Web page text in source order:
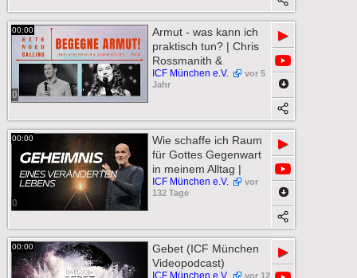
00:00
0
Armut - was kann ich
praktisch tun? | Chris
Rossmanith &
ICF München e.V.
vor 5
Jahr
▶
00:00
0
Wie schaffe ich Raum
für Gottes Gegenwart
in meinem Alltag |
ICF München e.V.
vor
132 Tage
▶
00:00
Gebet (ICF München
Videopodcast)
ICF München e.V. vor 12
▶